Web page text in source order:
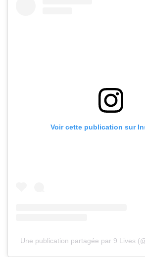
Voir cette publication sur
Une publication partagée par 9 Lives